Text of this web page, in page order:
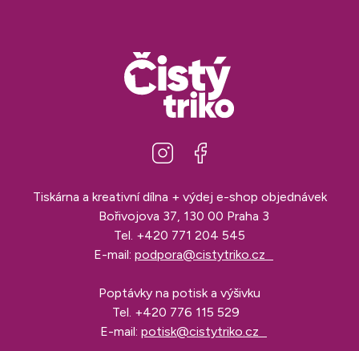
Tiskárna a kreativní dílna + výdej e-shop objednávek
Bořivojova 37, 130 00 Praha 3
Tel. +420 771 204 545
E-mail: podpora@cistytriko.cz
Poptávky na potisk a výšivku
Tel. +420 776 115 529
E-mail: potisk@cistytriko.cz